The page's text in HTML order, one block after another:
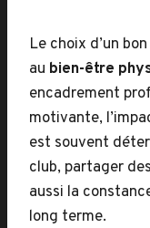
Le choix d’un
au bien-être
encadrement
motivante,
est souvent
club, partager
aussi la
long terme.